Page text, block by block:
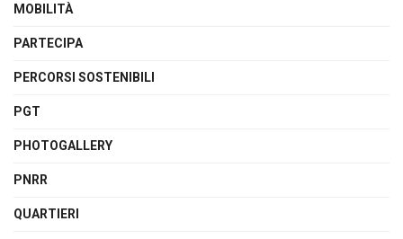
MOBILITÀ
PARTECIPA
PERCORSI SOSTENIBILI
PGT
PHOTOGALLERY
PNRR
QUARTIERI